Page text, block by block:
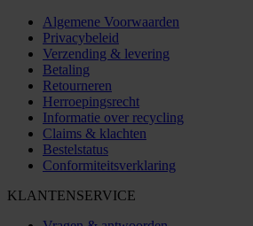
Algemene Voorwaarden
Privacybeleid
Verzending & levering
Betaling
Retourneren
Herroepingsrecht
Informatie over recycling
Claims & klachten
Bestelstatus
Conformiteitsverklaring
KLANTENSERVICE